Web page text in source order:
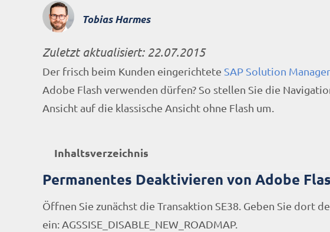
Tobias Harmes
Zuletzt aktualisiert: 22.07.2015
Der frisch beim Kunden eingerichtete SAP Solution Manager
Adobe Flash verwenden dürfen? So stellen Sie die
Ansicht auf die klassische Ansicht ohne Flash um.
Inhaltsverzeichnis
Permanentes Deaktivieren von Adobe
Öffnen Sie zunächst die Transaktion SE38. Geben Sie dort
ein: AGSSISE_DISABLE_NEW_ROADMAP.